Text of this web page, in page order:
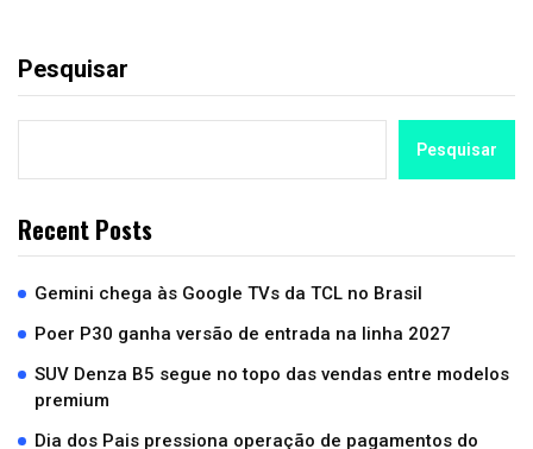
Pesquisar
Pesquisar
Recent Posts
Gemini chega às Google TVs da TCL no Brasil
Poer P30 ganha versão de entrada na linha 2027
SUV Denza B5 segue no topo das vendas entre modelos
premium
Dia dos Pais pressiona operação de pagamentos do